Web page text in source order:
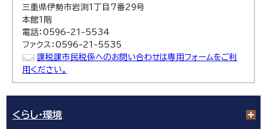
三重県伊勢市岩渕1丁目7番29号
本館1階
電話：0596-21-5534
ファクス：0596-21-5535
課税課市民税係へのお問い合わせは専用フォームをご利
用ください。
くらし・環境